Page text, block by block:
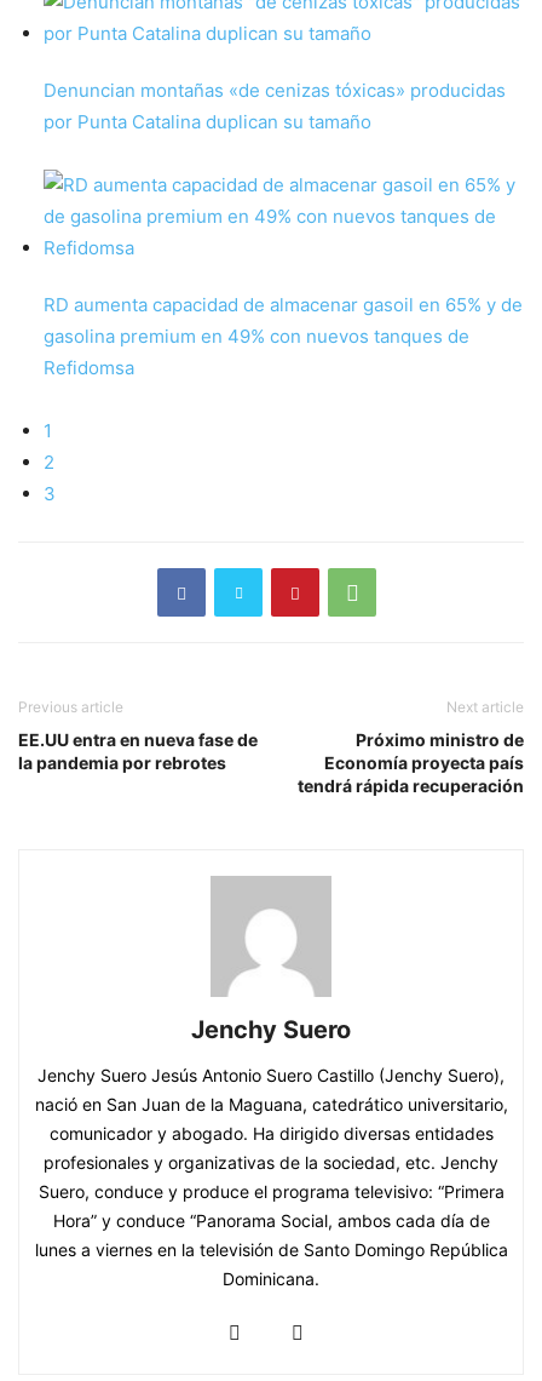
Denuncian montañas «de cenizas tóxicas» producidas
por Punta Catalina duplican su tamaño
RD aumenta capacidad de almacenar gasoil en 65% y de
gasolina premium en 49% con nuevos tanques de
Refidomsa
1
2
3
Previous article
EE.UU entra en nueva fase de
la pandemia por rebrotes
Next article
Próximo ministro de
Economía proyecta país
tendrá rápida recuperación
Jenchy Suero
Jenchy Suero Jesús Antonio Suero Castillo (Jenchy Suero),
nació en San Juan de la Maguana, catedrático universitario,
comunicador y abogado. Ha dirigido diversas entidades
profesionales y organizativas de la sociedad, etc. Jenchy
Suero, conduce y produce el programa televisivo: “Primera
Hora” y conduce “Panorama Social, ambos cada día de
lunes a viernes en la televisión de Santo Domingo República
Dominicana.